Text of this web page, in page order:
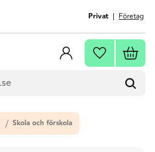
Privat Företag
Favoriter
Skola och förskola